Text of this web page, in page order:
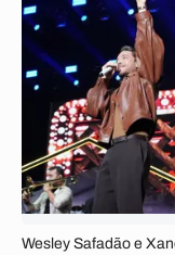
Wesley Safadão e